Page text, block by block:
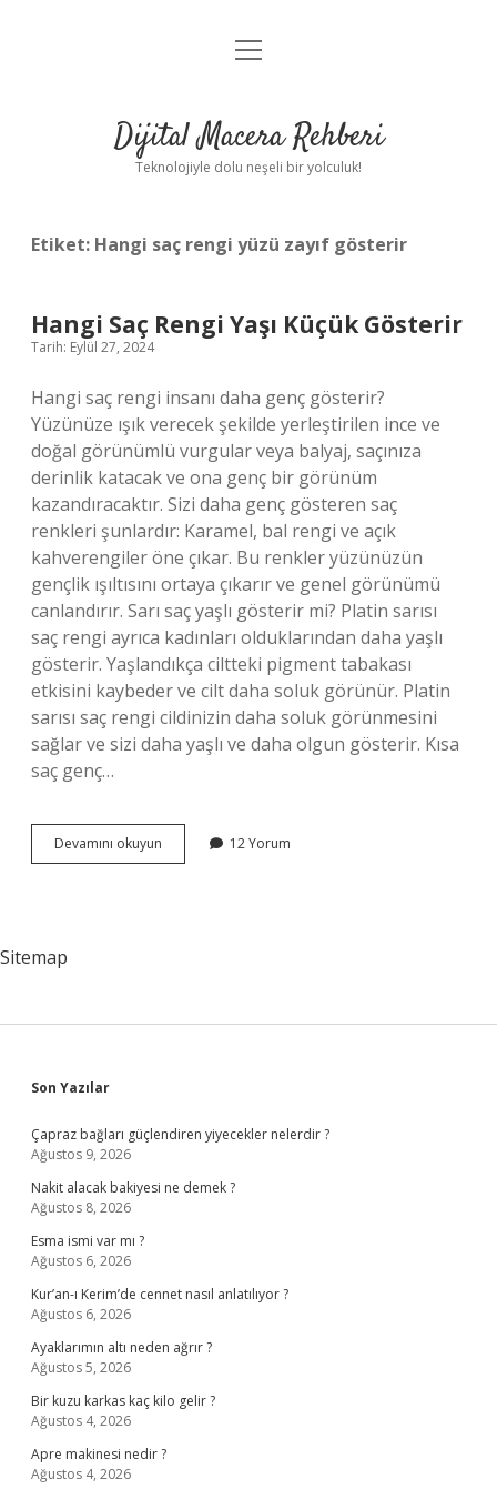
Anasayfa
Yasal Uyarı
menüyü
Dijital Macera Rehberi
Teknolojiyle dolu neşeli bir yolculuk!
Etiket: Hangi saç rengi yüzü zayıf gösterir
Hangi Saç Rengi Yaşı Küçük Gösterir
Tarih: Eylül 27, 2024
Hangi saç rengi insanı daha genç gösterir?
Yüzünüze ışık verecek şekilde yerleştirilen ince ve
doğal görünümlü vurgular veya balyaj, saçınıza
derinlik katacak ve ona genç bir görünüm
kazandıracaktır. Sizi daha genç gösteren saç
renkleri şunlardır: Karamel, bal rengi ve açık
kahverengiler öne çıkar. Bu renkler yüzünüzün
gençlik ışıltısını ortaya çıkarır ve genel görünümü
canlandırır. Sarı saç yaşlı gösterir mi? Platin sarısı
saç rengi ayrıca kadınları olduklarından daha yaşlı
gösterir. Yaşlandıkça ciltteki pigment tabakası
etkisini kaybeder ve cilt daha soluk görünür. Platin
sarısı saç rengi cildinizin daha soluk görünmesini
sağlar ve sizi daha yaşlı ve daha olgun gösterir. Kısa
saç genç…
Devamını okuyun
Saç
12 Yorum
Sitemap
Sidebar
Son Yazılar
Çapraz bağları güçlendiren yiyecekler nelerdir ?
Ağustos 9, 2026
Nakit alacak bakiyesi ne demek ?
Ağustos 8, 2026
Esma ismi var mı ?
Ağustos 6, 2026
Kur’an-ı Kerim’de cennet nasıl anlatılıyor ?
Ağustos 6, 2026
Ayaklarımın altı neden ağrır ?
Ağustos 5, 2026
Bir kuzu karkas kaç kilo gelir ?
Ağustos 4, 2026
Apre makinesi nedir ?
Ağustos 4, 2026